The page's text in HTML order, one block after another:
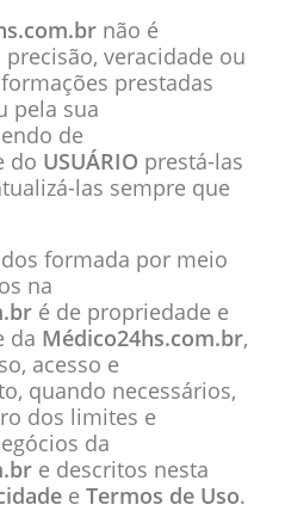
não é
veracidade ou
prestadas
pela sua
de
do USUÁRIO prestá-las
las sempre que
formada por meio
na
é de propriedade e
da Médico24hs.com.br,
acesso e
quando necessários,
dos limites e
da
e descritos nesta
e Termos de Uso.